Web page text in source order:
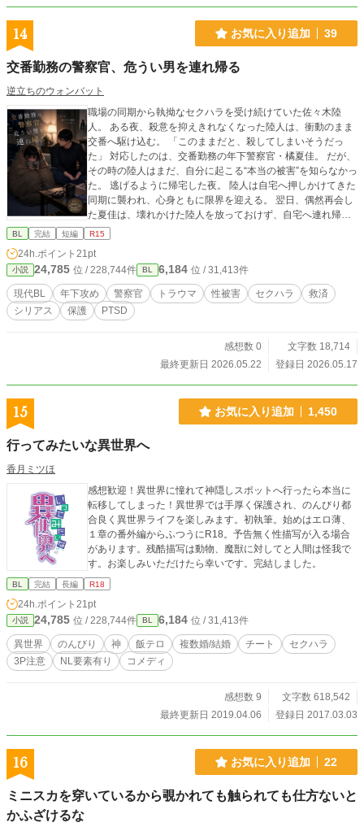
14 お気に入り追加 39
交番勤務の警察官、危うい男を連れ帰る
逆立ちのウォンバット
職場の同期から執拗なセクハラを受け続けていた佐々木陸
人。 ある夜、殺意を抑えきれなくなった陸人は、衝動のまま
交番へ駆け込む。 「このままだと、殺してしまいそうだっ
た」 対応したのは、交番勤務の年下警察官・橘夏佳。 だが、
その時の陸人はまだ、自分に起こる“本当の被害”を知らなかっ
た。 逃げるように帰宅した夜。 陸人は自宅へ押しかけてきた
同期に襲われ、心身ともに限界を迎える。 翌日、偶然再会し
た夏佳は、壊れかけた陸人を放っておけず、自宅へ連れ帰る
ことに。 踏み込みすぎず、けれど一人にはしない。 そんな不
どけていく。 これは、“安全”を失った男が、年下警察官の部
屋で少しずつ生き延びていく話。
BL 完結 短編 R15
24h.ポイント 21pt
小説 24,785 位 / 228,744件 BL 6,184 位 / 31,413件
現代BL 年下攻め 警察官 トラウマ 性被害 セクハラ
救済
シリアス
保護 PTSD
感想数 0
文字数 18,714
最終更新日 2026.05.22
登録日 2026.05.17
15 お気に入り追加 1,450
行ってみたいな異世界へ
香月ミツほ
感想歓迎！異世界に憧れて神隠しスポットへ行ったら本当に
転移してしまった！異世界では手厚く保護され、のんびり都
合良く異世界ライフを楽しみます。初執筆。始めはエロ薄、
１章の番外編からふつうにR18。予告無く性描写が入る場合
があります。残酷描写は動物、魔獣に対してと人間は怪我で
す。お楽しみいただけたら幸いです。完結しました。
BL 完結 長編 R18
24h.ポイント 21pt
小説 24,785 位 / 228,744件 BL 6,184 位 / 31,413件
異世界 のんびり 神 飯テロ 複数婚/結婚 チート
セクハラ
3P注意
NL要素有り コメディ
感想数 9
文字数 618,542
最終更新日 2019.04.06
登録日 2017.03.03
16 お気に入り追加 22
ミニスカを穿いているから覗かれても触られても仕方ないと
かふざけるな